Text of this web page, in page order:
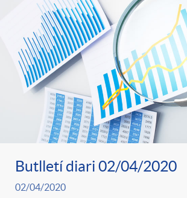
Butlletí diari 02/04/2020
02/04/2020